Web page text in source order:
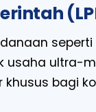
seperti
usaha ultra-
khusus bagi